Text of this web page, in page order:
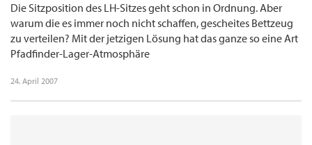
Die Sitzposition des LH-Sitzes geht schon in Ordnung. Aber
warum die es immer noch nicht schaffen, gescheites Bettzeug
zu verteilen? Mit der jetzigen Lösung hat das ganze so eine Art
Pfadfinder-Lager-Atmosphäre
24. April 2007